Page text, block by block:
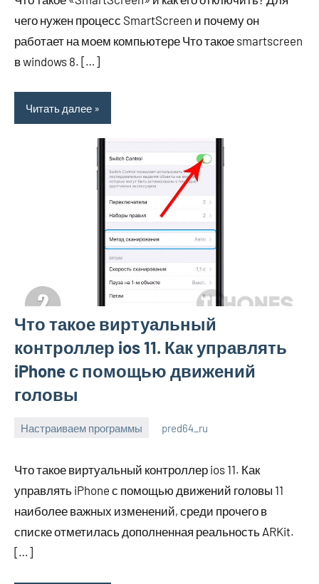
2022
чего нужен процесс SmartScreen и почему он
работает на моем компьютере Что такое smartscreen
в windows 8. […]
Читать далее
Что такое виртуальный
контроллер ios 11. Как управлять
iPhone с помощью движений
головы
Настраиваем программы
2022
pred64_ru
Что такое виртуальный контроллер ios 11. Как
управлять iPhone с помощью движений головы 11
наиболее важных изменений, среди прочего в
списке отметилась дополненная реальность ARKit.
[…]